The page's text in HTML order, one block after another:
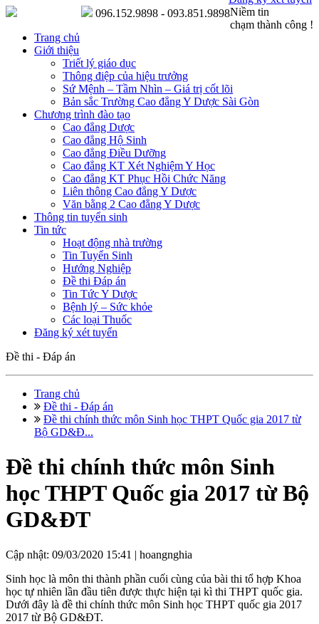
Niềm tin
chạm thành công !
096.152.9898 - 093.851.9898
Trang chủ
Giới thiệu
Triết lý giáo dục
Thông điệp của hiệu trưởng
Sứ Mệnh – Tầm Nhìn – Giá trị cốt lõi
Bản sắc Trường Cao đẳng Y Dược Sài Gòn
Chương trình đào tạo
Cao đẳng Dược
Cao đẳng Hộ Sinh
Cao đẳng Điều Dưỡng
Cao đẳng KT Xét Nghiệm Y Học
Cao đẳng KT Phục Hồi Chức Năng
Liên thông Cao đẳng Y Dược
Văn bằng 2 Cao đẳng Y Dược
Thông tin tuyển sinh
Tin tức
Hoạt động nhà trường
Tin Tuyển Sinh
Hướng Nghiệp
Đề thi Đáp án
Tin Tức Y Dược
Bệnh lý – Sức khỏe
Các loại Thuốc
Đăng ký xét tuyển
Đề thi - Đáp án
Trang chủ
Đề thi - Đáp án
Đề thi chính thức môn Sinh học THPT Quốc gia 2017 từ
Bộ GD&Đ...
Đề thi chính thức môn Sinh
học THPT Quốc gia 2017 từ Bộ
GD&ĐT
Cập nhật: 09/03/2020 15:41 | hoangnghia
Sinh học là môn thi thành phần cuối cùng của bài thi tổ hợp Khoa
học tự nhiên lần đầu tiên được thực hiện tại kì thi THPT quốc gia.
Dưới đây là đề thi chính thức môn Sinh học THPT quốc gia 2017
2017 từ Bộ GD&ĐT.